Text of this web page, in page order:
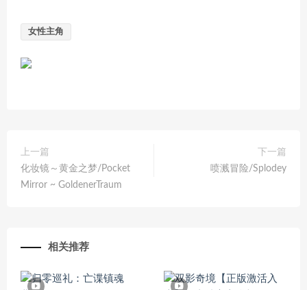
女性主角
上一篇
化妆镜～黄金之梦/Pocket
Mirror ~ GoldenerTraum
下一篇
喷溅冒险/Splodey
相关推荐